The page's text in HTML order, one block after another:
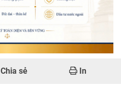
Chia sẻ In